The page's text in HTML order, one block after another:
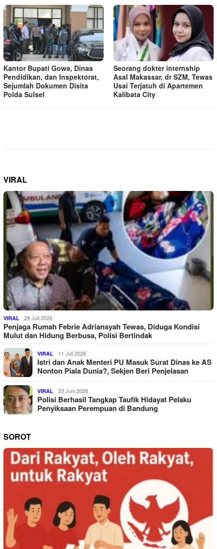
Kantor Bupati Gowa, Dinas
Pendidikan, dan Inspektorat,
Sejumlah Dokumen Disita
Polda Sulsel
Seorang dokter internship
Asal Makassar, dr SZM, Tewas
Usai Terjatuh di Apartemen
Kalibata City
VIRAL
VIRAL 28 Juli 2026
Penjaga Rumah Febrie Adriansyah Tewas, Diduga Kondisi
Mulut dan Hidung Berbusa, Polisi Bertindak
VIRAL 11 Juli 2026
Istri dan Anak Menteri PU Masuk Surat Dinas ke AS
Nonton Piala Dunia?, Sekjen Beri Penjelasan
VIRAL 23 Juni 2026
Polisi Berhasil Tangkap Taufik Hidayat Pelaku
Penyiksaan Perempuan di Bandung
SOROT